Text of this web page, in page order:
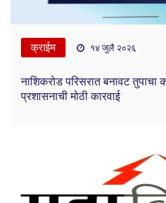
क्राईम १४ जुलै २०२६
नाशिकरोड परिसरात बनावट
प्रशासनाची मोठी कारवाई